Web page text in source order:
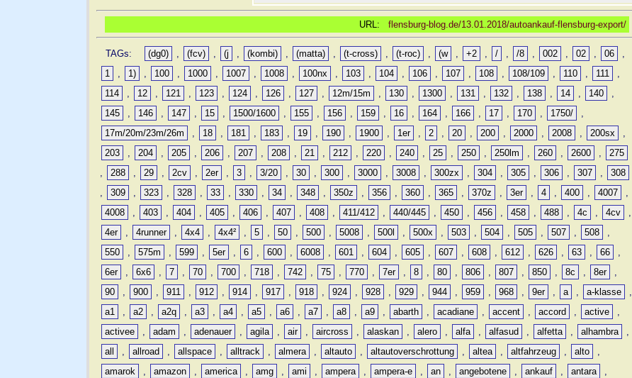
URL: flensburg-blog.de/13.01.2018/autoankauf-flensburg-export/
TAGs: (dg0) , (fcv) , (j , (kombi) , (matta) , (t-cross) , (t-roc) , (w , +2 , / , /8 , 002 , 02 , 06
,
1
, 1) , 100 , 1000 , 1007 , 1008 , 100nx , 103 , 104 , 106 , 107 , 108 , 108/109 , 110 , 111
,
114
, 12 , 121 , 123 , 124 , 126 , 127 , 12m/15m , 130 , 1300 , 131 , 132 , 138 , 14 , 140
,
145
, 146 , 147 , 15 , 1500/1600 , 155 , 156 , 159 , 16 , 164 , 166 , 17 , 170 , 1750/
,
17m/20m/23m/26m
, 18 , 181 , 183 , 19 , 190 , 1900 , 1er , 2 , 20 , 200 , 2000 , 2008 , 200sx
,
203
, 204 , 205 , 206 , 207 , 208 , 21 , 212 , 220 , 240 , 25 , 250 , 250lm , 260 , 2600 ,
275
,
288 , 29 , 2cv , 2er , 3 , 3/20 , 30 , 300 , 3000 , 3008 , 300zx , 304 , 305 , 306 , 307 ,
308
,
309 , 323 , 328 , 33 , 330 , 34 , 348 , 350z , 356 , 360 , 365 , 370z , 3er , 4 , 400 , 4007
,
4008
, 403 , 404 , 405 , 406 , 407 , 408 , 411/412 , 440/445 , 450 , 456 , 458 , 488 , 4c , 4cv
,
4er
, 4runner , 4x4 , 4x4² , 5 , 50 , 500 , 5008 , 500l , 500x , 503 , 504 , 505 , 507 , 508
,
550
, 575m , 599 , 5er , 6 , 600 , 6008 , 601 , 604 , 605 , 607 , 608 , 612 , 626 , 63 , 66
,
6er
, 6x6 , 7 , 70 , 700 , 718 , 742 , 75 , 770 , 7er , 8 , 80 , 806 , 807 , 850 , 8c , 8er
,
90
, 900 , 911 , 912 , 914 , 917 , 918 , 924 , 928 , 929 , 944 , 959 , 968 , 9er , a , a-klasse
,
a1
, a2 , a2q , a3 , a4 , a5 , a6 , a7 , a8 , a9 , abarth , acadiane , accent , accord , active
,
activee
, adam , adenauer , agila , air , aircross , alaskan , alero , alfa , alfasud , alfetta , alhambra
,
all
, allroad , allspace , alltrack , almera , altauto , altautoverschrottung , altea , altfahrzeug , alto
,
amarok
, amazon , america , amg , ami , ampera , ampera-e , an , angebotene , ankauf , antara
,